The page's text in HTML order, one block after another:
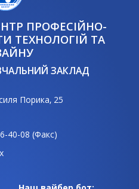
ПРОФЕСІЙНО-
ТЕХНОЛОГІЙ ТА
ЗАКЛАД
Порика, 25
40-08 (Факс)